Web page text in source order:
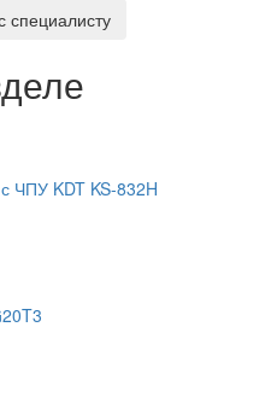
специалисту
ЧПУ KDT KS-832H